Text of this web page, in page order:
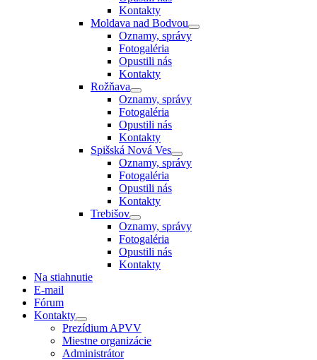
Kontakty
Moldava nad Bodvou
Oznamy, správy
Fotogaléria
Opustili nás
Kontakty
Rožňava
Oznamy, správy
Fotogaléria
Opustili nás
Kontakty
Spišská Nová Ves
Oznamy, správy
Fotogaléria
Opustili nás
Kontakty
Trebišov
Oznamy, správy
Fotogaléria
Opustili nás
Kontakty
Na stiahnutie
E-mail
Fórum
Kontakty
Prezídium APVV
Miestne organizácie
Administrátor